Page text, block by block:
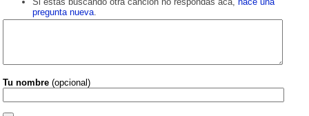
pregunta nueva.
Tu nombre (opcional)